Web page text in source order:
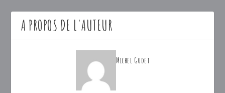
A PROPOS DE L'AUTEUR
Michel Godet